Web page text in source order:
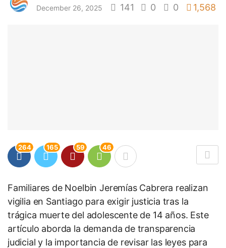
December 26, 2025 141 0 0 1,568
264 165 59 46
Familiares de Noelbin Jeremías Cabrera realizan
vigilia en Santiago para exigir justicia tras la
trágica muerte del adolescente de 14 años. Este
artículo aborda la demanda de transparencia
judicial y la importancia de revisar las leyes para